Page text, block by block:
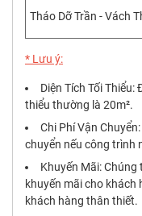
Tháo Dỡ Trần - Vách
* Lưu ý:
Diện Tích Tối
thiểu thường là 20m².
Chi Phí Vận
chuyển nếu công trình
Khuyến Mãi:
khuyến mãi cho
khách hàng thân thiết.